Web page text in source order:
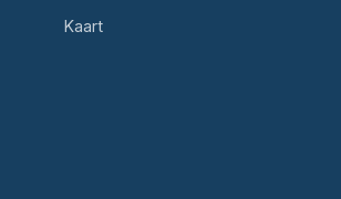
Kaart